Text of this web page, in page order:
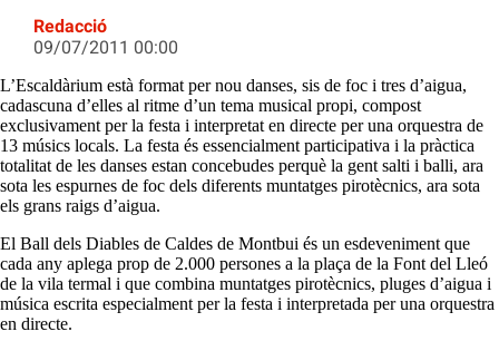
Redacció
09/07/2011 00:00
L’Escaldàrium està format per nou danses, sis de foc i tres d’aigua,
cadascuna d’elles al ritme d’un tema musical propi, compost
exclusivament per la festa i interpretat en directe per una orquestra de
13 músics locals. La festa és essencialment participativa i la pràctica
totalitat de les danses estan concebudes perquè la gent salti i balli, ara
sota les espurnes de foc dels diferents muntatges pirotècnics, ara sota
els grans raigs d’aigua.
El Ball dels Diables de Caldes de Montbui és un esdeveniment que
cada any aplega prop de 2.000 persones a la plaça de la Font del Lleó
de la vila termal i que combina muntatges pirotècnics, pluges d’aigua i
música escrita especialment per la festa i interpretada per una orquestra
en directe.